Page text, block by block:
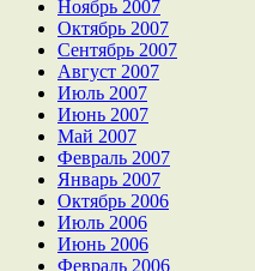
Ноябрь 2007
Октябрь 2007
Сентябрь 2007
Август 2007
Июль 2007
Июнь 2007
Май 2007
Февраль 2007
Январь 2007
Октябрь 2006
Июль 2006
Июнь 2006
Февраль 2006